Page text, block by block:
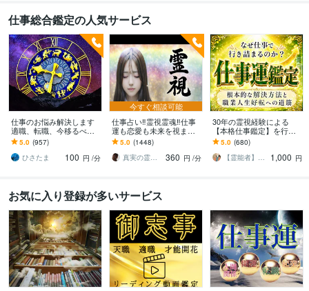
仕事総合鑑定の人気サービス
仕事のお悩み解決します
適職、転職、今移るべき
か、転職した後どうなる
のか見ます。
5.0 (957)
ひさたま
100 円 /分
今すぐ相談可能
仕事占い‼️霊視霊魂‼️仕事
運も恋愛も未来を視ます
仕事の転機・恋の結末・
相手の本音、霊視で全て
を即座に伝えます
5.0 (1448)
真実の霊視鑑定✨アダ369✨
360 円 /分
30年の霊視経験による
【本格仕事鑑定】を行い
ます 仕事運停滞の真の原
因と人生好転への道筋を
読み解きます
5.0 (680)
【霊能者】天晴
1,000 円
お気に入り登録が多いサービス